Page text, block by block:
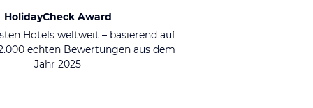
HolidayCheck Award
Hotels weltweit – basierend auf
echten Bewertungen aus dem
Jahr 2025